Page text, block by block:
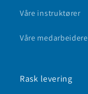
Våre instruktører
Våre medarbeidere
Rask levering